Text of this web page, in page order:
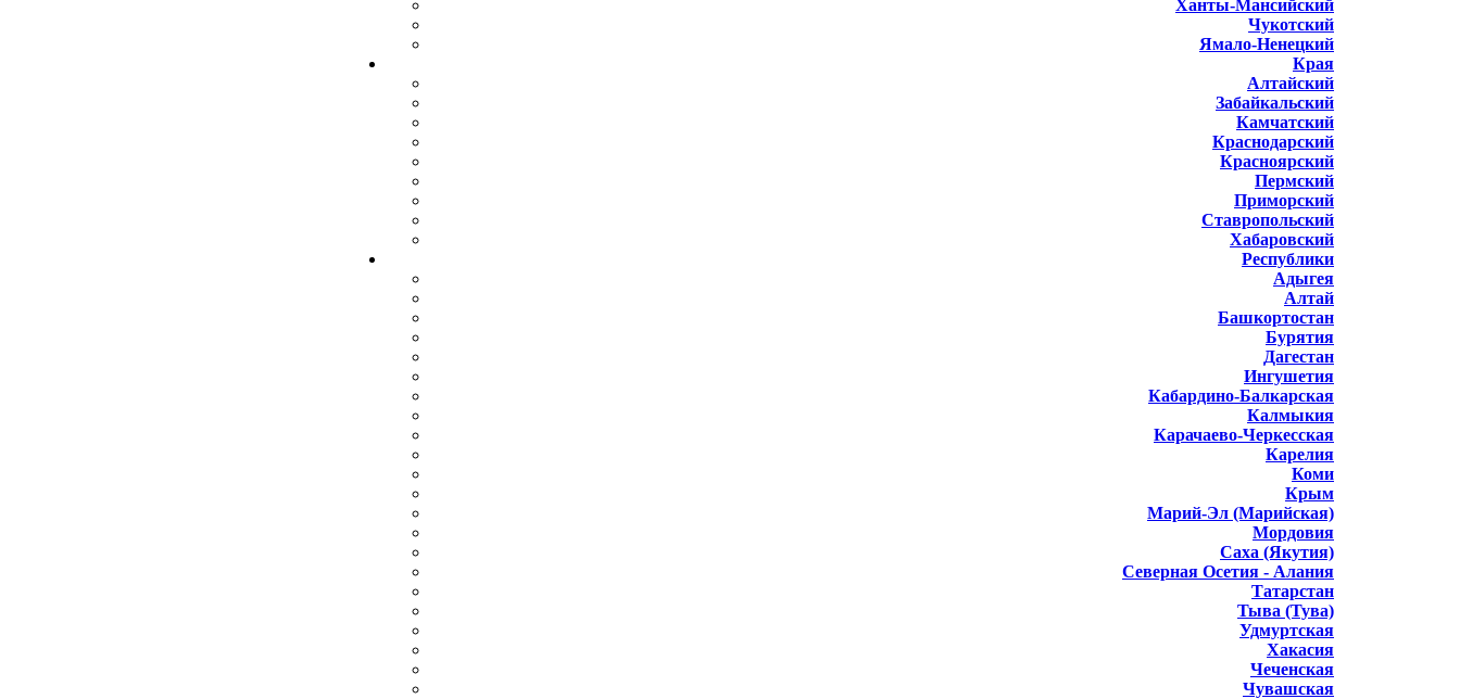
Ханты-Мансийский
Чукотский
Ямало-Ненецкий
Края
Алтайский
Забайкальский
Камчатский
Краснодарский
Красноярский
Пермский
Приморский
Ставропольский
Хабаровский
Республики
Адыгея
Алтай
Башкортостан
Бурятия
Дагестан
Ингушетия
Кабардино-Балкарская
Калмыкия
Карачаево-Черкесская
Карелия
Коми
Крым
Марий-Эл (Марийская)
Мордовия
Саха (Якутия)
Северная Осетия - Алания
Татарстан
Тыва (Тува)
Удмуртская
Хакасия
Чеченская
Чувашская